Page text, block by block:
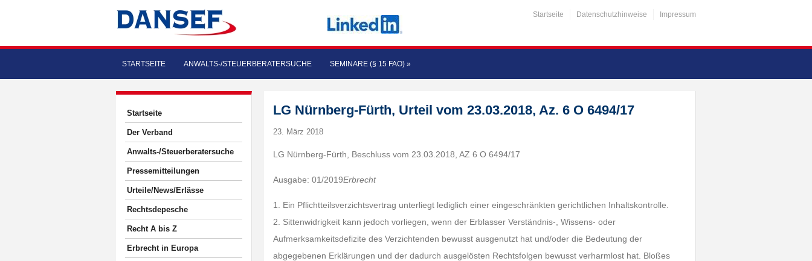
Startseite Datenschutzhinweise Impressum
STARTSEITE ANWALTS-/STEUERBERATERSUCHE SEMINARE (§ 15 FAO) »
Startseite
Der Verband
Anwalts-/Steuerberatersuche
Pressemitteilungen
Urteile/News/Erlässe
Rechtsdepesche
Recht A bis Z
Erbrecht in Europa
LG Nürnberg-Fürth, Urteil vom 23.03.2018, Az. 6 O 6494/17
23. März 2018
LG Nürnberg-Fürth, Beschluss vom 23.03.2018, AZ 6 O 6494/17
Ausgabe: 01/2019Erbrecht
1. Ein Pflichtteilsverzichtsvertrag unterliegt lediglich einer eingeschränkten gerichtlichen Inhaltskontrolle.
2. Sittenwidrigkeit kann jedoch vorliegen, wenn der Erblasser Verständnis-, Wissens- oder
Aufmerksamkeitsdefizite des Verzichtenden bewusst ausgenutzt hat und/oder die Bedeutung der
abgegebenen Erklärungen und der dadurch ausgelösten Rechtsfolgen bewusst verharmlost hat. Bloßes